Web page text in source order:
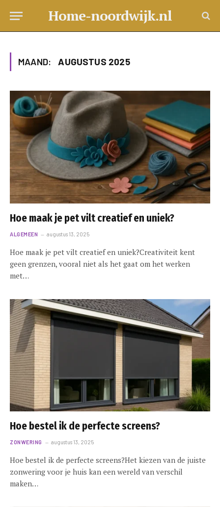
Home-noordwijk.nl
MAAND: AUGUSTUS 2025
Hoe maak je pet vilt creatief en uniek?
ALGEMEEN augustus 13, 2025
Hoe maak je pet vilt creatief en uniek?Creativiteit kent
geen grenzen, vooral niet als het gaat om het werken
met…
Hoe bestel ik de perfecte screens?
ZONWERING augustus 13, 2025
Hoe bestel ik de perfecte screens?Het kiezen van de juiste
zonwering voor je huis kan een wereld van verschil
maken…